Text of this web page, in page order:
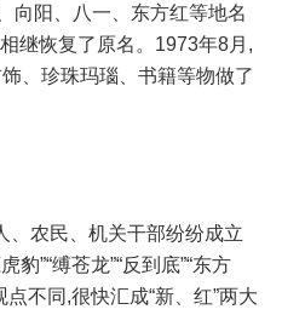
向阳、八一、东方红等地名
继恢复了原名。1973年8月,
、珍珠玛瑙、书籍等物做了
农民、机关干部纷纷成立
豹”“缚苍龙”“反到底”“东方
不同,很快汇成“新、红”两大